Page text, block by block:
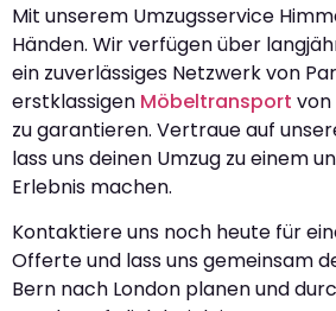
Mit unserem Umzugsservice
Händen. Wir verfügen über
ein zuverlässiges Netzwerk von
erstklassigen Möbeltransport von
zu garantieren. Vertraue auf
lass uns deinen Umzug zu einem
Erlebnis machen.
Kontaktiere uns noch heute für
Offerte und lass uns gemeinsam
Bern nach London planen und